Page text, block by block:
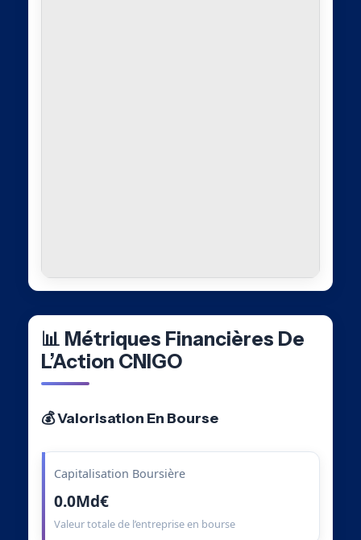
📊 Métriques Financières De
L’Action CNIGO
💰 Valorisation En Bourse
Capitalisation Boursière
0.0Md€
Valeur totale de l’entreprise en bourse